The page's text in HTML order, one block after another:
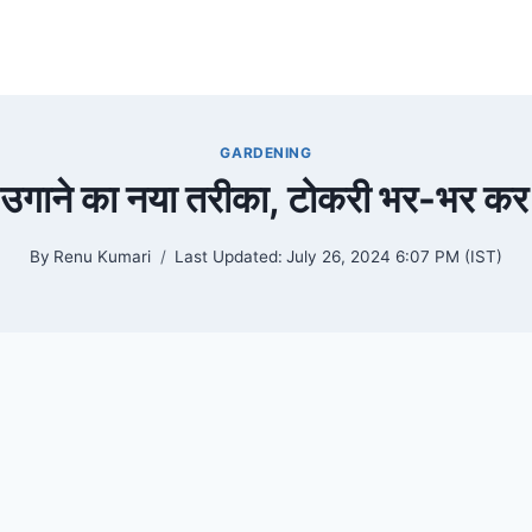
GARDENING
उगाने का नया तरीका, टोकरी भर-भर
By Renu Kumari Last Updated: July 26, 2024 6:07 PM (IST)